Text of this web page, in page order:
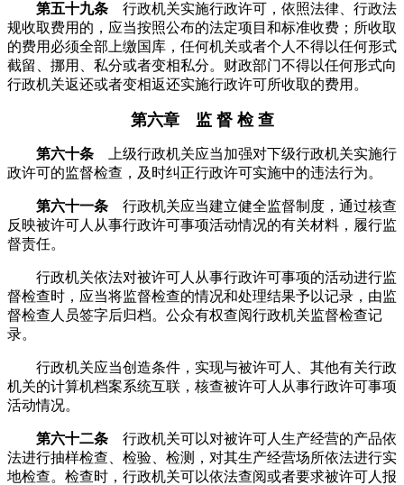
第五十九条 行政机关实施行政许可，依照法律、行政法
规收取费用的，应当按照公布的法定项目和标准收费；所收取
的费用必须全部上缴国库，任何机关或者个人不得以任何形式
截留、挪用、私分或者变相私分。财政部门不得以任何形式向
行政机关返还或者变相返还实施行政许可所收取的费用。
第六章 监 督 检 查
第六十条 上级行政机关应当加强对下级行政机关实施行
政许可的监督检查，及时纠正行政许可实施中的违法行为。
第六十一条 行政机关应当建立健全监督制度，通过核查
反映被许可人从事行政许可事项活动情况的有关材料，履行监
督责任。
行政机关依法对被许可人从事行政许可事项的活动进行监
督检查时，应当将监督检查的情况和处理结果予以记录，由监
督检查人员签字后归档。公众有权查阅行政机关监督检查记
录。
行政机关应当创造条件，实现与被许可人、其他有关行政
机关的计算机档案系统互联，核查被许可人从事行政许可事项
活动情况。
第六十二条 行政机关可以对被许可人生产经营的产品依
法进行抽样检查、检验、检测，对其生产经营场所依法进行实
地检查。检查时，行政机关可以依法查阅或者要求被许可人报